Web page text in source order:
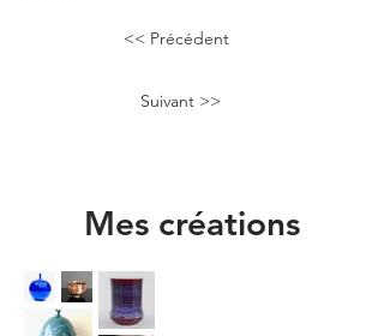
<< Précédent
Suivant >>
Mes créations